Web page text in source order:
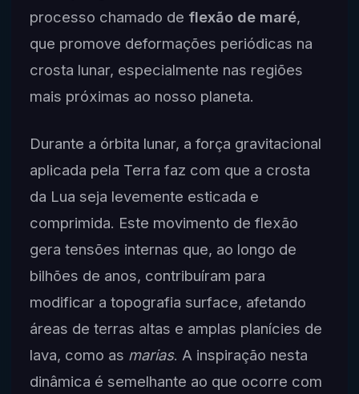
processo chamado de flexão de maré,
que promove deformações periódicas na
crosta lunar, especialmente nas regiões
mais próximas ao nosso planeta.
Durante a órbita lunar, a força gravitacional
aplicada pela Terra faz com que a crosta
da Lua seja levemente esticada e
comprimida. Este movimento de flexão
gera tensões internas que, ao longo de
bilhões de anos, contribuíram para
modificar a topografia surface, afetando
áreas de terras altas e amplas planícies de
lava, como as marias. A inspiração nesta
dinâmica é semelhante ao que ocorre com